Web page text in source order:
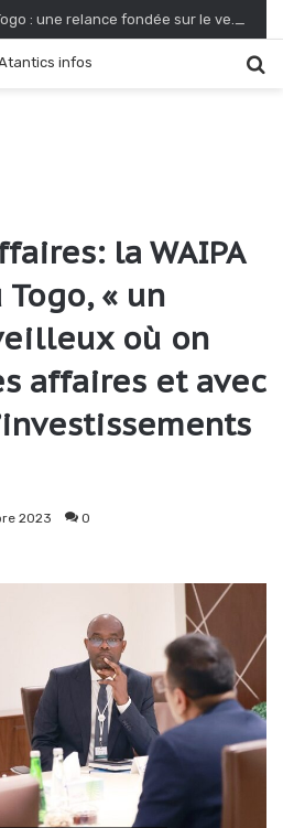
Filière café-cacao au Togo : une relance fondée sur le verdissement et la qualité
la WAIPA
« un
où on
affaires et avec
2023 0